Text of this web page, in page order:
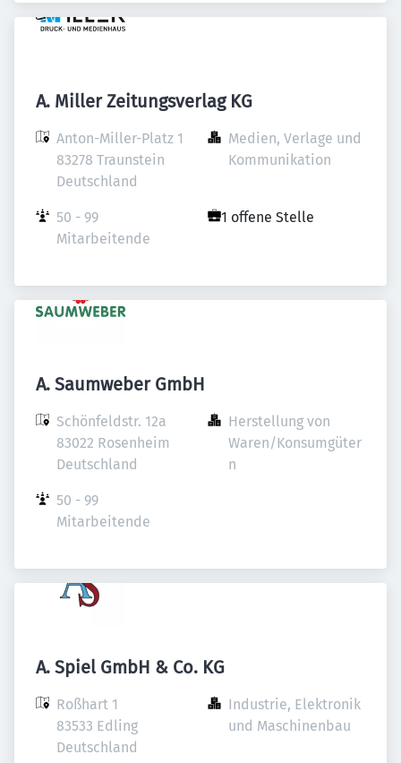
A. Miller Zeitungsverlag KG
Anton-Miller-Platz 1
83278 Traunstein
Deutschland
Medien, Verlage und
Kommunikation
50 - 99
Mitarbeitende
1 offene Stelle
A. Saumweber GmbH
Schönfeldstr. 12a
83022 Rosenheim
Deutschland
Herstellung von
Waren/Konsumgüter
n
50 - 99
Mitarbeitende
A. Spiel GmbH & Co. KG
Roßhart 1
83533 Edling
Deutschland
Industrie, Elektronik
und Maschinenbau